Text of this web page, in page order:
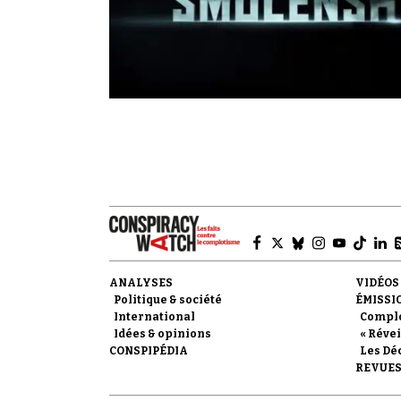
ANALYSES
Politique & société
International
Idées & opinions
CONSPIPÉDIA
VIDÉOS
«
Les